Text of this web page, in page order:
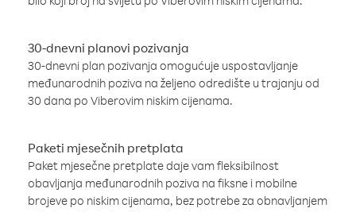
30-dnevni planovi pozivanja
30-dnevni plan pozivanja omogućuje uspostavljanje
međunarodnih poziva na željeno odredište u trajanju od
30 dana po Viberovim niskim cijenama.
Paketi mjesečnih pretplata
Paket mjesečne pretplate daje vam fleksibilnost
obavljanja međunarodnih poziva na fiksne i mobilne
brojeve po niskim cijenama, bez potrebe za obnavljanjem